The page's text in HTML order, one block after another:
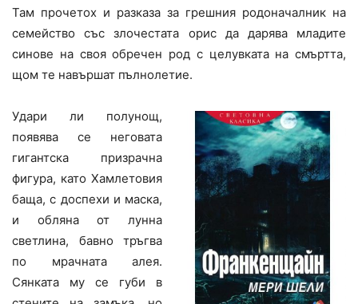
Там прочетох и разказа за грешния родоначалник на
семейство със злочестата орис да дарява младите
синове на своя обречен род с целувката на смъртта,
щом те навършат пълнолетие.
Удари ли полунощ,
появява се неговата
гигантска призрачна
фигура, като Хамлетовия
баща, с доспехи и маска,
и обляна от лунна
светлина, бавно тръгва
по мрачната алея.
Сянката му се губи в